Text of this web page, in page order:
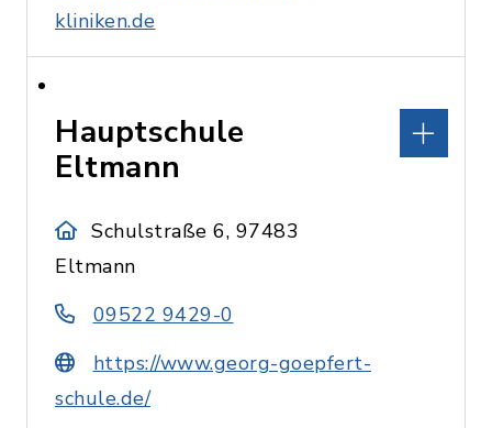
kliniken.de
Hauptschule
Eltmann
Schulstraße 6, 97483
Eltmann
09522 9429-0
https://www.georg-goepfert-
schule.de/